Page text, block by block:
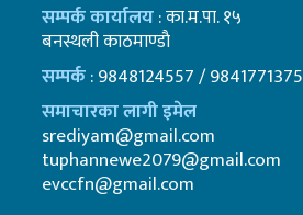
सम्पर्क कार्यालय: का.म.पा. १५
बनस्थली काठमाण्डाै
सम्पर्क: 9848124557 / 9841771375
समाचारका लागी इमेल
srediyam@gmail.com
tuphannewe2079@gmail.com
evccfn@gmail.com